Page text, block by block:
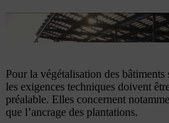
La végétalisation des bâtiments
Pour la végétalisation des
les exigences techniques doivent
préalable. Elles concernent
que l’ancrage des plantations.